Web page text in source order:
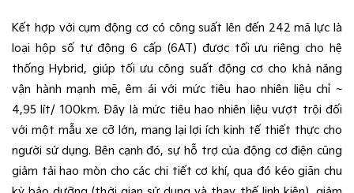
Kết hợp với cụm động cơ có công suất lên đến 242 mã lực là
loại hộp số tự động 6 cấp (6AT) được tối ưu riêng cho hệ
thống Hybrid, giúp tối ưu công suất động cơ cho khả năng
vận hành mạnh mẽ, êm ái với mức tiêu hao nhiên liệu chỉ ~
4,95 lít/ 100km. Đây là mức tiêu hao nhiên liệu vượt trội đối
với một mẫu xe cỡ lớn, mang lại lợi ích kinh tế thiết thực cho
người sử dụng. Bên cạnh đó, sự hỗ trợ của động cơ điện cũng
giảm tải hao mòn cho các chi tiết cơ khí, qua đó kéo giãn chu